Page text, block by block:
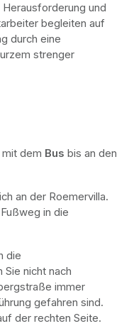
und
begleiten auf
durch eine
strenger
dem Bus bis an den
an der Roemervilla.
in die
die
nicht nach
immer
gefahren sind.
der rechten Seite.